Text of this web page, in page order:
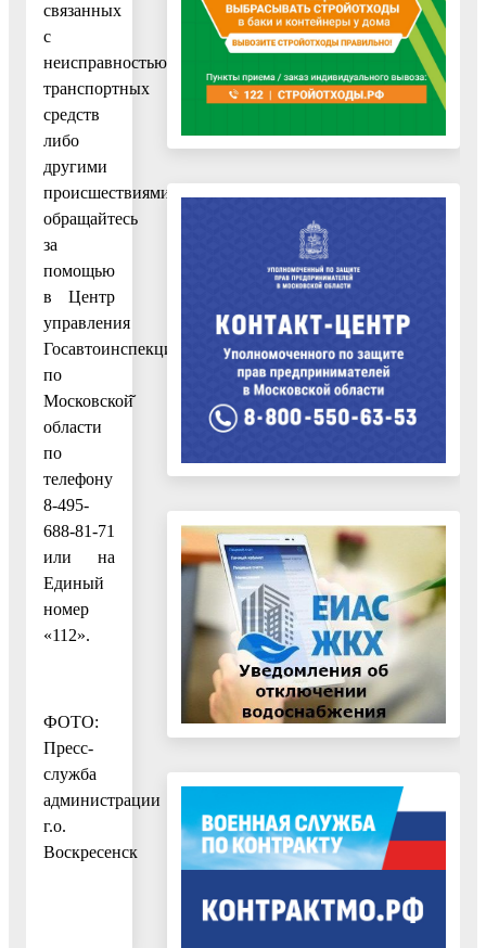
связанных
с
неисправностью
транспортных
средств
либо
другими
происшествиями,
обращайтесь
за
помощью
в Центр
управления
Госавтоинспекции
по
Московской̆
области
по
телефону
8-495-
688-81-71
или на
Единый
номер
«112».
ФОТО:
Пресс-
служба
администрации
г.о.
Воскресенск